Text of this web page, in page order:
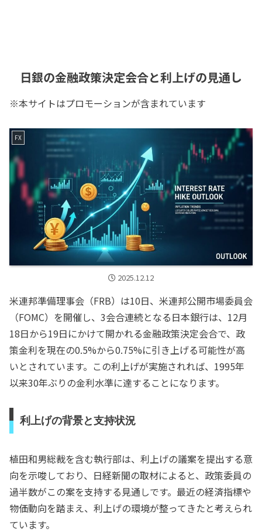
日銀の金融政策決定会合と利上げの見通し
※本サイトはプロモーションが含まれています
FX
2025.12.12
米連邦準備理事会（FRB）は10日、米連邦公開市場委員会
（FOMC）を開催し、3会合連続となる日本銀行は、12月
18日から19日にかけて開かれる金融政策決定会合で、政
策金利を現在の0.5%から0.75%に引き上げる可能性が高
いとされています。この利上げが実施されれば、1995年
以来30年ぶりの金利水準に達することになります。
利上げの背景と支持状況
植田和男総裁を含む執行部は、利上げの議案を提出する意
向を示唆しており、日経新聞の取材によると、政策委員の
過半数がこの案を支持する見通しです。最近の経済指標や
物価動向を踏まえ、利上げの環境が整ってきたと考えられ
ています。